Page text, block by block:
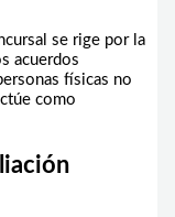
se rige por la
acuerdos
físicas no
como